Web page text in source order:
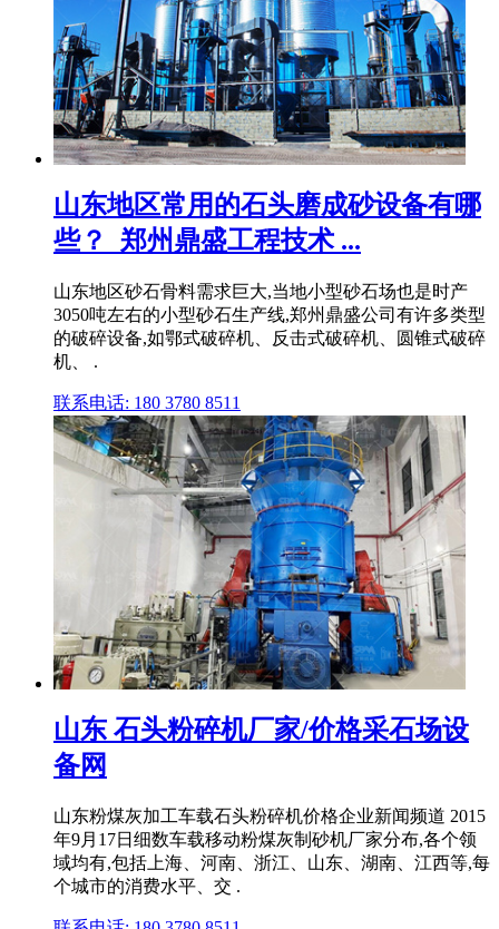
山东地区常用的石头磨成砂设备有哪
些？_郑州鼎盛工程技术 ...
山东地区砂石骨料需求巨大,当地小型砂石场也是时产
3050吨左右的小型砂石生产线,郑州鼎盛公司有许多类型
的破碎设备,如鄂式破碎机、反击式破碎机、圆锥式破碎
机、 .
联系电话: 180 3780 8511
山东 石头粉碎机厂家/价格采石场设
备网
山东粉煤灰加工车载石头粉碎机价格企业新闻频道 2015
年9月17日细数车载移动粉煤灰制砂机厂家分布,各个领
域均有,包括上海、河南、浙江、山东、湖南、江西等,每
个城市的消费水平、交 .